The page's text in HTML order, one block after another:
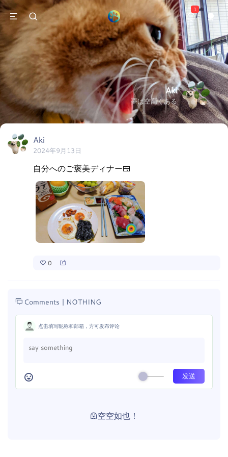
1
Aki
夢は空高くある
Aki
2024年9月13日
自分へのご褒美ディナー🍱
0
Comments | NOTHING
点击填写昵称和邮箱，方可发布评论
空空如也！